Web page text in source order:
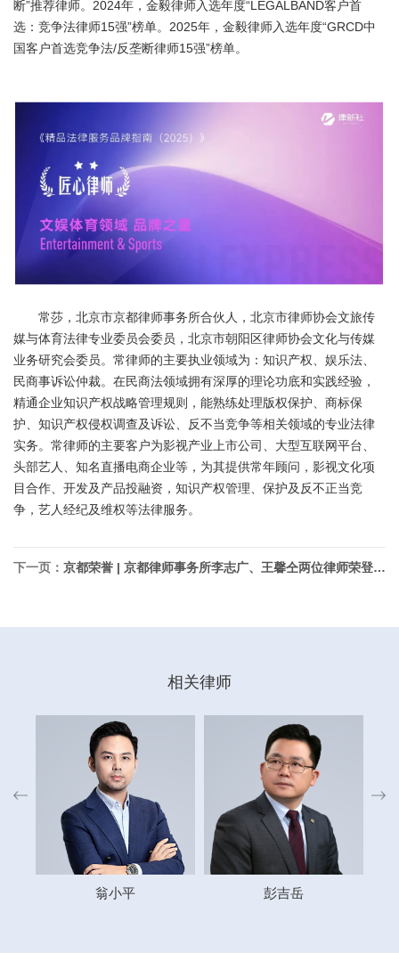
断”推荐律师。2024年，金毅律师入选年度“LEGALBAND客户首
选：竞争法律师15强”榜单。2025年，金毅律师入选年度“GRCD中
国客户首选竞争法/反垄断律师15强”榜单。
常莎，北京市京都律师事务所合伙人，北京市律师协会文旅传
媒与体育法律专业委员会委员，北京市朝阳区律师协会文化与传媒
业务研究会委员。常律师的主要执业领域为：知识产权、娱乐法、
民商事诉讼仲裁。在民商法领域拥有深厚的理论功底和实践经验，
精通企业知识产权战略管理规则，能熟练处理版权保护、商标保
护、知识产权侵权调查及诉讼、反不当竞争等相关领域的专业法律
实务。常律师的主要客户为影视产业上市公司、大型互联网平台、
头部艺人、知名直播电商企业等，为其提供常年顾问，影视文化项
目合作、开发及产品投融资，知识产权管理、保护及反不正当竞
争，艺人经纪及维权等法律服务。
下一页： 京都荣誉 | 京都律师事务所李志广、王馨仝两位律师荣登2025新则新势力榜单“律师新势力”（40 under 40）
相关律师
翁小平 彭吉岳